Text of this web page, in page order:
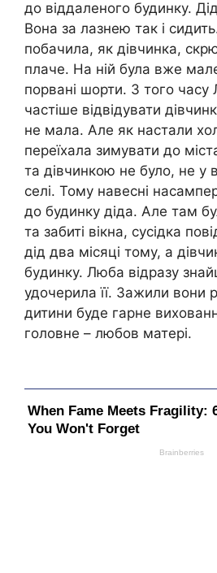
до віддаленого будинку.
Вона за лазнею так і
побачила, як дівчинка,
плaче. На ній була вже
порвані шорти. З того
частіше відвідувати
не мала. Але як настали
переїхала зимувати до
та дівчинкою не було, не у
селі. Тому навесні
до будинку діда. Але там
та забиті вікна, сусідка
дід два місяці тому, а
бyдинку. Люба відразу
удочерила її. Зажили вони
дитини буде гарне
головне – любов матері.